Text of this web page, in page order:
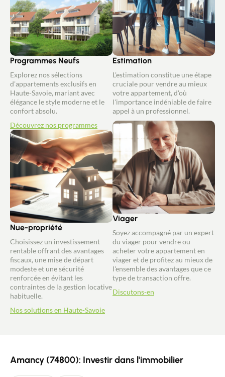
Programmes Neufs
Explorez nos sélections
d'appartements exclusifs en
Haute-Savoie, mariant avec
élégance le style moderne et le
confort absolu.
Découvrez nos programmes
Nue-propriété
Choisissez un investissement
rentable offrant des avantages
fiscaux, une mise de départ
modeste et une sécurité
renforcée en évitant les
contraintes de la gestion locative
habituelle.
Nos solutions en Haute-Savoie
Estimation
L'estimation constitue une étape
cruciale pour vendre au mieux
votre appartement, d'où
l'importance indéniable de faire
appel à un professionnel.
Viager
Soyez accompagné par un expert
du viager pour vendre ou
acheter votre appartement en
viager et de profitez au mieux de
l'ensemble des avantages que ce
type de transaction offre.
Discutons-en
Amancy (74800): Investir dans l'immobilier